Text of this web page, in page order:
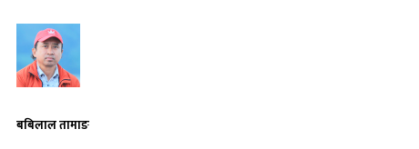
बबिलाल तामाङ